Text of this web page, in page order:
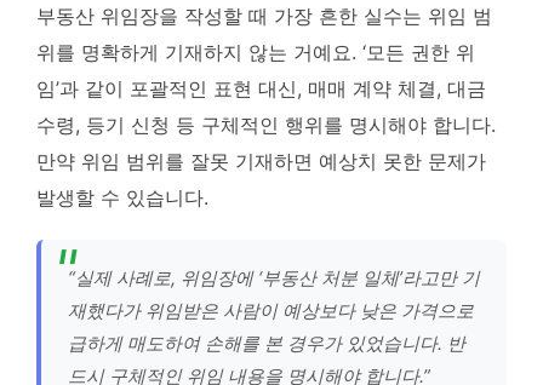
부동산 위임장을 작성할 때 가장 흔한 실수는 위임 범
위를 명확하게 기재하지 않는 거예요. ‘모든 권한 위
임’과 같이 포괄적인 표현 대신, 매매 계약 체결, 대금
수령, 등기 신청 등 구체적인 행위를 명시해야 합니다.
만약 위임 범위를 잘못 기재하면 예상치 못한 문제가
발생할 수 있습니다.
“실제 사례로, 위임장에 ‘부동산 처분 일체’라고만 기
재했다가 위임받은 사람이 예상보다 낮은 가격으로
급하게 매도하여 손해를 본 경우가 있었습니다. 반
드시 구체적인 위임 내용을 명시해야 합니다.”